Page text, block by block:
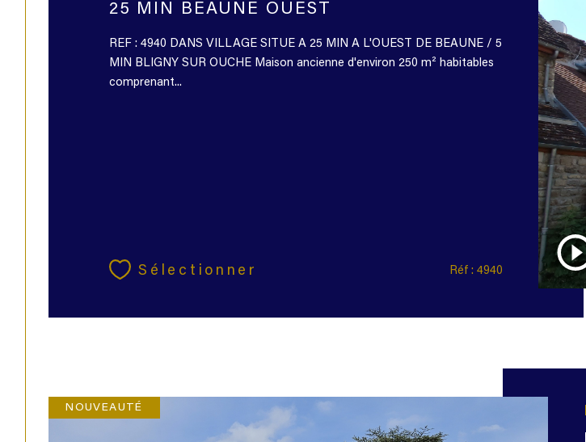
25 MIN BEAUNE OUEST
REF : 4940 DANS VILLAGE SITUE A 25 MIN A L'OUEST DE BEAUNE / 5
MIN BLIGNY SUR OUCHE Maison ancienne d'environ 250 m² habitables
comprenant...
Sélectionner Réf : 4940
NOUVEAUTÉ